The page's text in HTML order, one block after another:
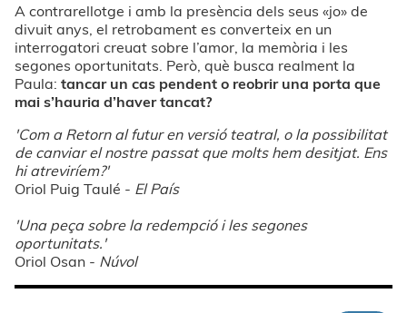
A contrarellotge i amb la presència dels seus «jo» de
divuit anys, el retrobament es converteix en un
interrogatori creuat sobre l’amor, la memòria i les
segones oportunitats. Però, què busca realment la
Paula: tancar un cas pendent o reobrir una porta que
mai s’hauria d’haver tancat?
'Com a Retorn al futur en versió teatral, o la possibilitat
de canviar el nostre passat que molts hem desitjat. Ens
hi atreviríem?'
Oriol Puig Taulé - El País
'Una peça sobre la redempció i les segones
oportunitats.'
Oriol Osan - Núvol